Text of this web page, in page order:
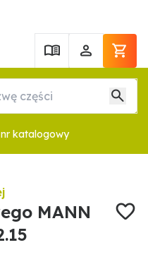
nr katalogowy
MANN